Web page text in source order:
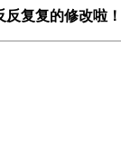
复复的修改啦！